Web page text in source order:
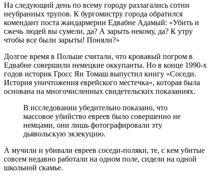
На следующий день по всему городу разлагались сотни
неубранных трупов. К бургомистру города обратился
комендант поста жандармерии Едвабне Адамый: «Убить и
сжечь людей вы сумели, да? А зарыть некому, да? К утру
чтобы все были зарыты! Поняли?»
Долгое время в Польше считали, что кровавый погром в
Едвабне совершили немецкие оккупанты. Но в конце 1990-х
годов историк Гросс Ян Томаш выпустил книгу «Соседи.
История уничтожения еврейского местечка», которая была
основана на многочисленных свидетельских показаниях.
В исследовании убедительно показано, что
массовое убийство евреев было совершенно не
немцами, они лишь фотографировали эту
дьявольскую экзекуцию.
А мучили и убивали евреев соседи-поляки, те, с кем убитые
совсем недавно работали на одном поле, сидели на одной
школьной скамье.